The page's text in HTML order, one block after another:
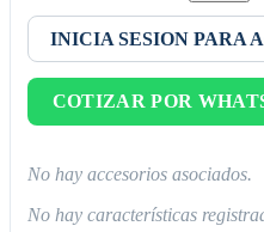
INICIA SESION PARA
COTIZAR POR
No hay accesorios asociados.
No hay características